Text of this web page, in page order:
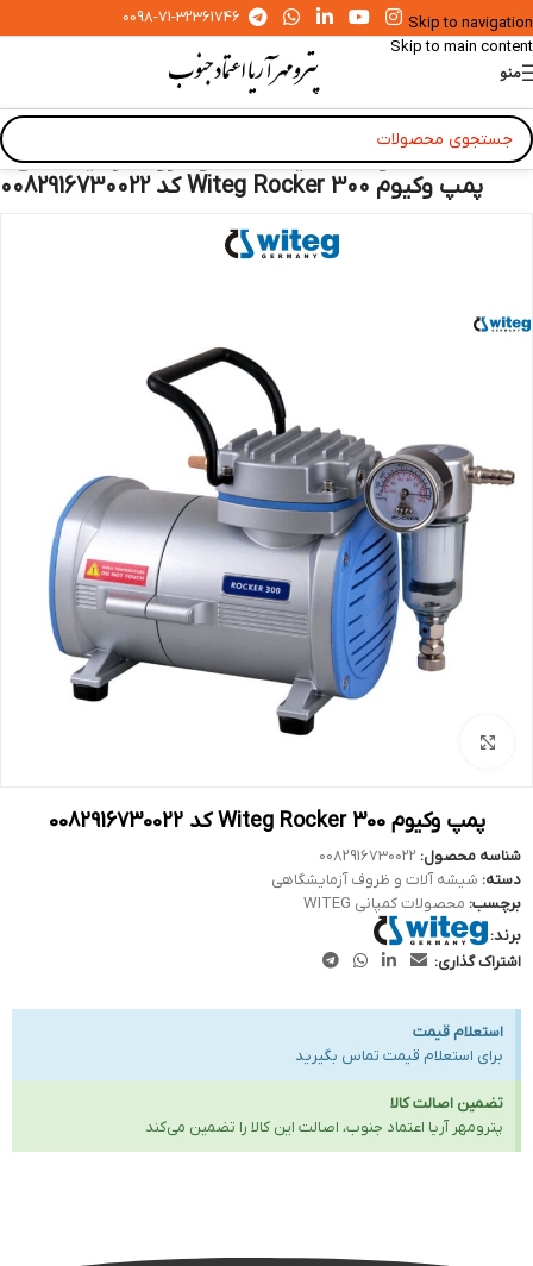
Skip to navigation
Skip to main content
0098-71-32361746
منو
خانه»محصولات»شیشه آلات و ظروف آزمایشگاهی»
پمپ وکیوم Witeg Rocker 300 کد 0082916730022
پمپ وکیوم Witeg Rocker 300 کد 0082916730022
شناسه محصول: 0082916730022
دسته: شیشه آلات و ظروف آزمایشگاهی
برچسب: محصولات کمپانی WITEG
برند:
اشتراک گذاری:
استعلام قیمت
برای استعلام قیمت تماس بگیرید
تضمین اصالت کالا
پترومهر آریا اعتماد جنوب، اصالت این کالا را تضمین می‌کند